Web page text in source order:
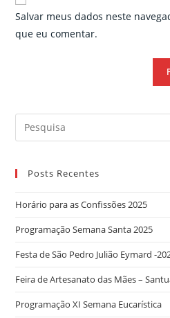
URL
Salvar meus dados neste
que eu comentar.
Search
for:
Posts Recentes
Horário para as Confissões 2025
Programação Semana Santa 2025
Festa de São Pedro Julião Eymard -
Feira de Artesanato das Mães –
Programação XI Semana Eucarística